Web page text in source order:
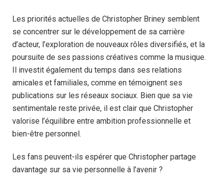
Les priorités actuelles de Christopher Briney semblent
se concentrer sur le développement de sa carrière
d’acteur, l’exploration de nouveaux rôles diversifiés, et la
poursuite de ses passions créatives comme la musique.
Il investit également du temps dans ses relations
amicales et familiales, comme en témoignent ses
publications sur les réseaux sociaux. Bien que sa vie
sentimentale reste privée, il est clair que Christopher
valorise l’équilibre entre ambition professionnelle et
bien-être personnel.
Les fans peuvent-ils espérer que Christopher partage
davantage sur sa vie personnelle à l’avenir ?